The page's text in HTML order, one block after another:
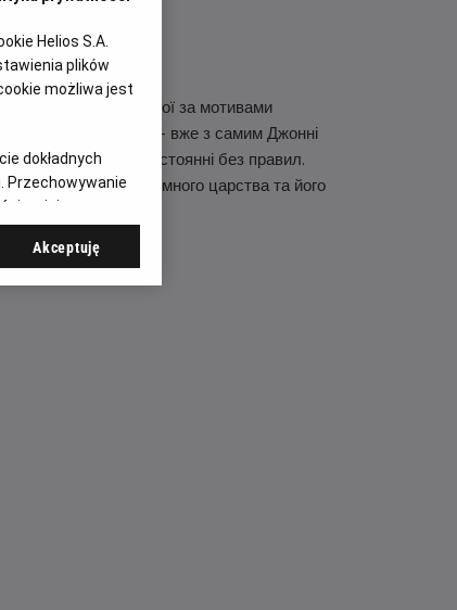
франшизи, створеної за мотивами
бойовому строю — вже з самим Джонні
кривавому протистоянні без правил.
існуванню Земного царства та його
Helios S.A.
plików
możliwa jest
dokładnych
Przechowywanie
opinie
Akceptuję